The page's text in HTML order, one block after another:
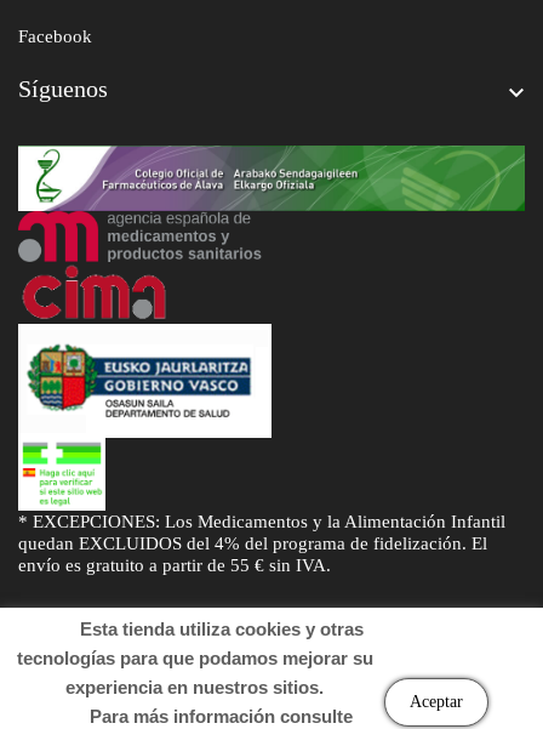
Facebook
Síguenos 
* EXCEPCIONES: Los Medicamentos y la Alimentación Infantil
quedan EXCLUIDOS del 4% del programa de fidelización. El
envío es gratuito a partir de 55 € sin IVA.
Esta tienda utiliza cookies y otras
tecnologías para que podamos mejorar su
experiencia en nuestros sitios.
Para más información consulte
Aceptar
© Desarrollado porSogifaryDTD Soluciones
. Derechos de autor
2022 Farmacia.